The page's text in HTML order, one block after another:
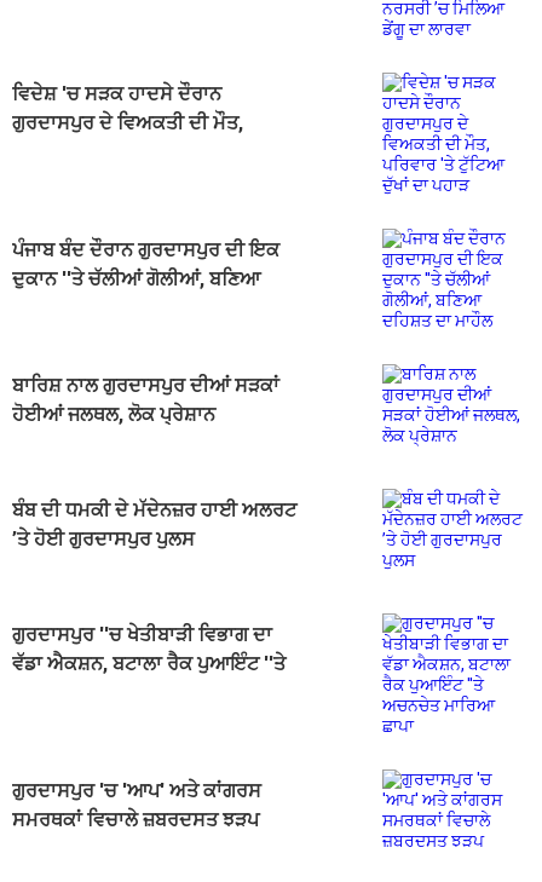
ਵਿਦੇਸ਼ 'ਚ ਸੜਕ ਹਾਦਸੇ ਦੌਰਾਨ
ਗੁਰਦਾਸਪੁਰ ਦੇ ਵਿਅਕਤੀ ਦੀ ਮੌਤ,
ਪੰਜਾਬ ਬੰਦ ਦੌਰਾਨ ਗੁਰਦਾਸਪੁਰ ਦੀ ਇਕ
ਦੁਕਾਨ ''ਤੇ ਚੱਲੀਆਂ ਗੋਲੀਆਂ, ਬਣਿਆ
ਬਾਰਿਸ਼ ਨਾਲ ਗੁਰਦਾਸਪੁਰ ਦੀਆਂ ਸੜਕਾਂ
ਹੋਈਆਂ ਜਲਥਲ, ਲੋਕ ਪ੍ਰੇਸ਼ਾਨ
ਬੰਬ ਦੀ ਧਮਕੀ ਦੇ ਮੱਦੇਨਜ਼ਰ ਹਾਈ ਅਲਰਟ
’ਤੇ ਹੋਈ ਗੁਰਦਾਸਪੁਰ ਪੁਲਸ
ਗੁਰਦਾਸਪੁਰ ''ਚ ਖੇਤੀਬਾੜੀ ਵਿਭਾਗ ਦਾ
ਵੱਡਾ ਐਕਸ਼ਨ, ਬਟਾਲਾ ਰੈਕ ਪੁਆਇੰਟ ''ਤੇ
ਗੁਰਦਾਸਪੁਰ 'ਚ 'ਆਪ' ਅਤੇ ਕਾਂਗਰਸ
ਸਮਰਥਕਾਂ ਵਿਚਾਲੇ ਜ਼ਬਰਦਸਤ ਝੜਪ